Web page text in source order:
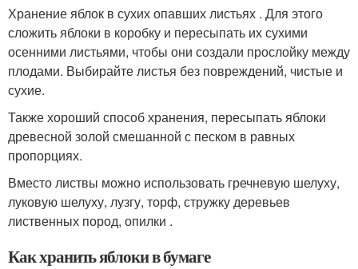
Хранение яблок в сухих опавших листьях . Для этого
сложить яблоки в коробку и пересыпать их сухими
осенними листьями, чтобы они создали прослойку между
плодами. Выбирайте листья без повреждений, чистые и
сухие.
Также хороший способ хранения, пересыпать яблоки
древесной золой смешанной с песком в равных
пропорциях.
Вместо листвы можно использовать гречневую шелуху,
луковую шелуху, лузгу, торф, стружку деревьев
лиственных пород, опилки .
Как хранить яблоки в бумаге